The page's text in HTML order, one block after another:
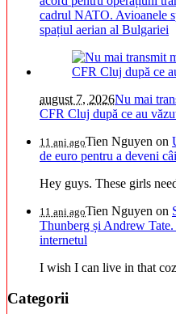
cadrul NATO. Avioanele
spațiul aerian al Bulgariei
august 7, 2026Nu mai
CFR Cluj după ce au
11 ani agoTien Nguyen on
de euro pentru a deveni
Hey guys. These girls
11 ani agoTien Nguyen on
Thunberg și Andrew
internetul
I wish I can live in that
Categorii